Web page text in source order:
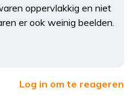
oppervlakkig en niet
er ook weinig beelden.
Log in om te reageren